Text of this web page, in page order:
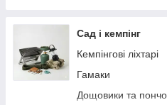
Стайлери
Плойки
Машинки для
Воскоплави
Сад і кемпінг
Кемпінгові ліхтарі
Гамаки
Дощовики та пончо